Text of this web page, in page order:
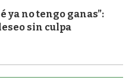
ya no tengo ganas”:
sin culpa